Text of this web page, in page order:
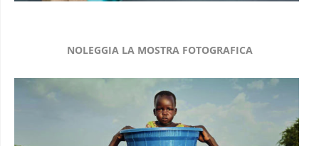
NOLEGGIA LA MOSTRA FOTOGRAFICA